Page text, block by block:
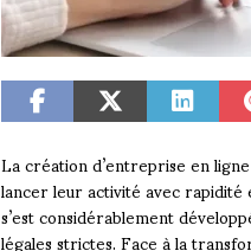
La création d’entreprise en
lancer leur activité avec
s’est considérablement